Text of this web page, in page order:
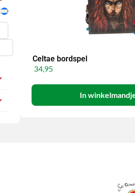
Celtae bordspel
34,95
In